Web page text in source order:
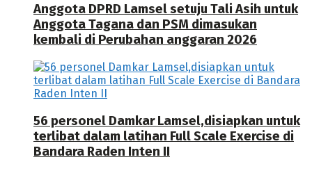
Anggota DPRD Lamsel setuju Tali Asih untuk
Anggota Tagana dan PSM dimasukan
kembali di Perubahan anggaran 2026
56 personel Damkar Lamsel,disiapkan untuk
terlibat dalam latihan Full Scale Exercise di
Bandara Raden Inten II